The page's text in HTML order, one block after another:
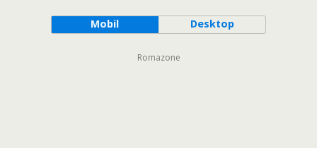
Mobil Desktop
Romazone